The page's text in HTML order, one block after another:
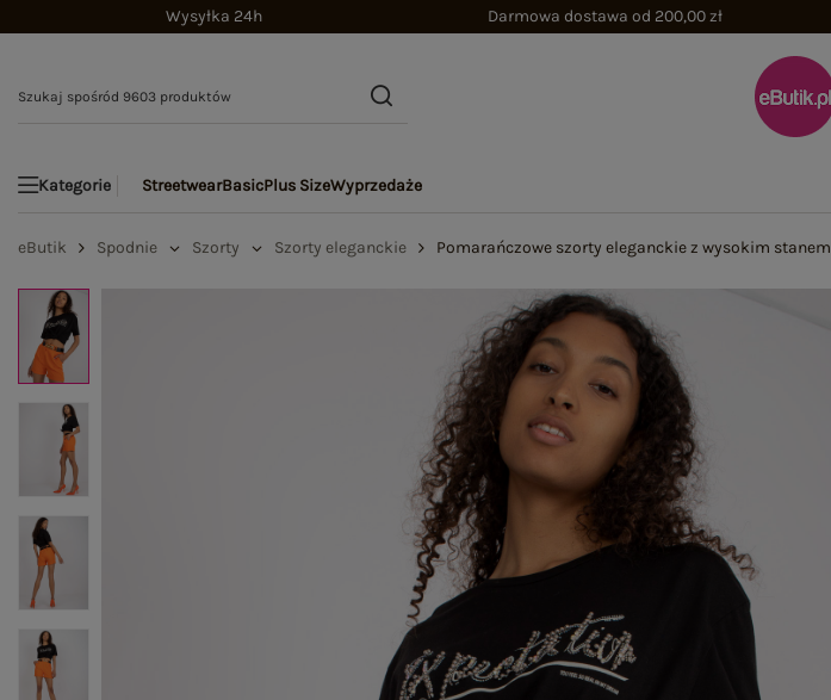
Wysyłka 24h Darmowa dostawa od 200,00 zł
Kategorie StreetwearBasicPlus SizeWyprzedaże
eButik Spodnie Szorty Szorty eleganckie Pomarańczowe szorty eleganckie z wysokim stanem